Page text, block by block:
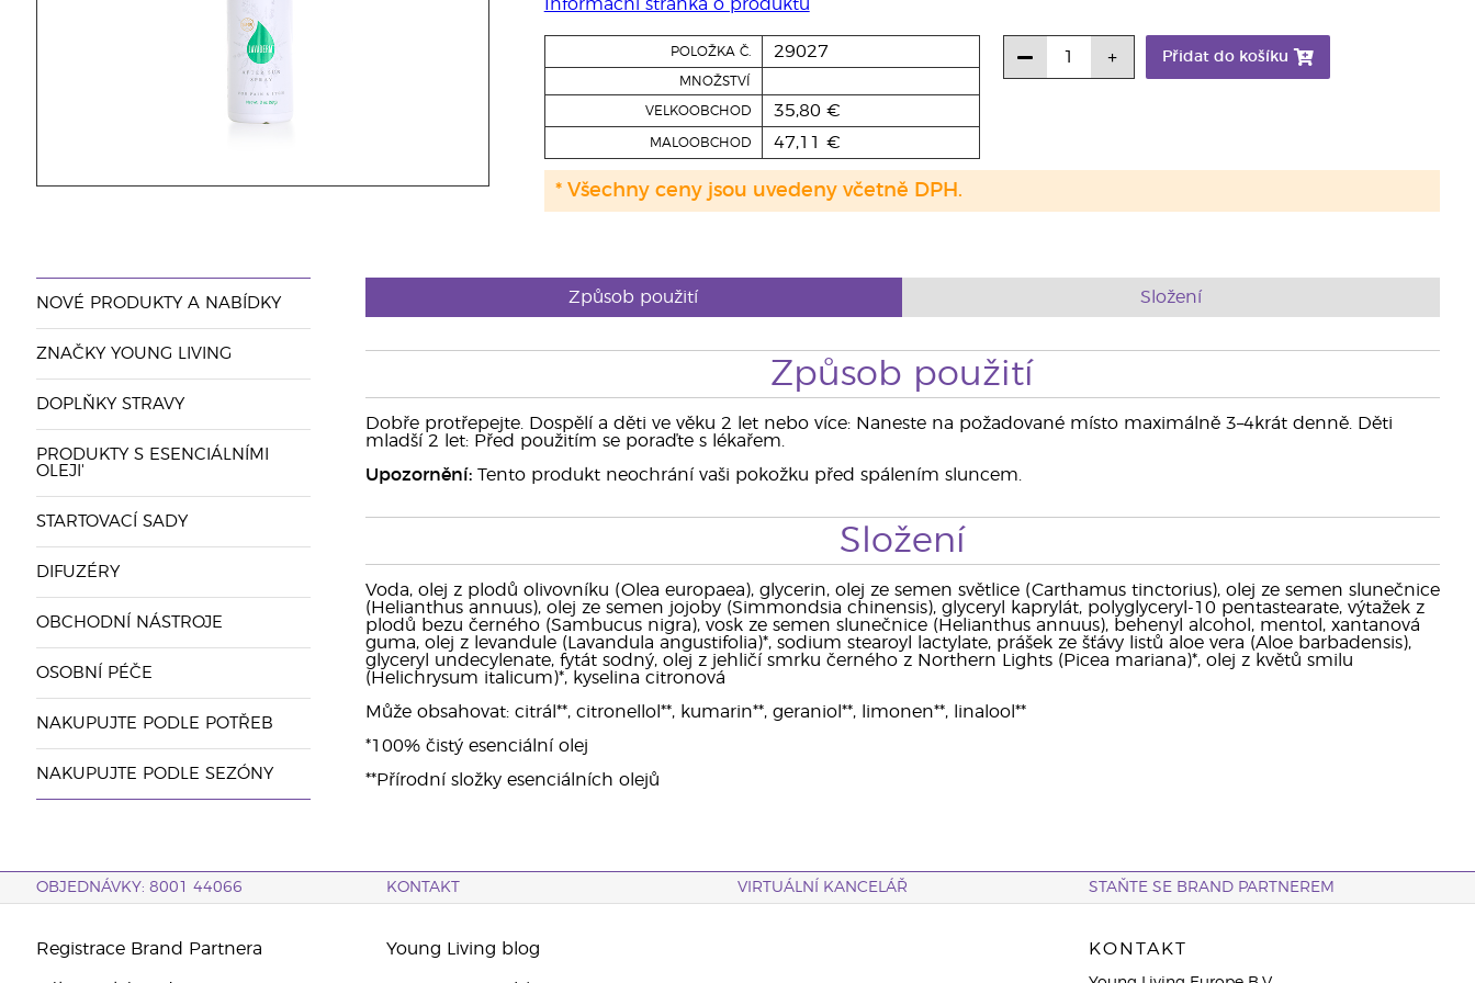
Informační stránka o produktu
POLOŽKA Č. 29027
MNOŽSTVÍ
VELKOOBCHOD 35,80 €
MALOOBCHOD 47,11 €
Přidat do košíku
* Všechny ceny jsou uvedeny včetně DPH.
NOVÉ PRODUKTY A NABÍDKY
ZNAČKY YOUNG LIVING
DOPLŇKY STRAVY
PRODUKTY S ESENCIÁLNÍMI
OLEJI'
STARTOVACÍ SADY
DIFUZÉRY
OBCHODNÍ NÁSTROJE
OSOBNÍ PÉČE
NAKUPUJTE PODLE POTŘEB
NAKUPUJTE PODLE SEZÓNY
Způsob použití Složení
Způsob použití
Dobře protřepejte. Dospělí a děti ve věku 2 let nebo více: Naneste na požadované místo maximálně 3–4krát denně. Děti
mladší 2 let: Před použitím se poraďte s lékařem.
Upozornění:Tento produkt neochrání vaši pokožku před spálením sluncem.
Složení
Voda, olej z plodů olivovníku (Olea europaea), glycerin, olej ze semen světlice (Carthamus tinctorius), olej ze semen slunečnice
(Helianthus annuus), olej ze semen jojoby (Simmondsia chinensis), glyceryl kaprylát, polyglyceryl-10 pentastearate, výtažek z
plodů bezu černého (Sambucus nigra), vosk ze semen slunečnice (Helianthus annuus), behenyl alcohol, mentol, xantanová
guma, olej z levandule (Lavandula angustifolia)*, sodium stearoyl lactylate, prášek ze šťávy listů aloe vera (Aloe barbadensis),
glyceryl undecylenate, fytát sodný, olej z jehličí smrku černého z Northern Lights (Picea mariana)*, olej z květů smilu
(Helichrysum italicum)*, kyselina citronová
Může obsahovat: citrál**, citronellol**, kumarin**, geraniol**, limonen**, linalool**
*100% čistý esenciální olej
**Přírodní složky esenciálních olejů
OBJEDNÁVKY: 8001 44066 KONTAKT VIRTUÁLNÍ KANCELÁŘ STAŇTE SE BRAND PARTNEREM
Registrace Brand Partnera Young Living blog KONTAKT